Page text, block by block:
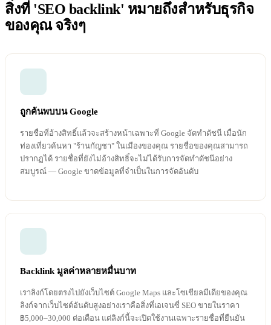
สิ่งที่ 'SEO backlink' หมายถึงสำหรับธุรกิจ
ของคุณ จริงๆ
ถูกค้นพบบน Google
รายชื่อที่อ้างสิทธิ์แล้วจะสร้างหน้าเฉพาะที่ Google จัดทำดัชนี เมื่อนัก
ท่องเที่ยวค้นหา "ร้านกัญชา" ในเมืองของคุณ รายชื่อของคุณสามารถ
ปรากฏได้ รายชื่อที่ยังไม่อ้างสิทธิ์จะไม่ได้รับการจัดทำดัชนีอย่าง
สมบูรณ์ — Google ขาดข้อมูลที่จำเป็นในการจัดอันดับ
Backlink มูลค่าหลายหมื่นบาท
เราลิงก์โดยตรงไปยังเว็บไซต์ Google Maps และโซเชียลมีเดียของคุณ
ลิงก์จากเว็บไซต์อันดับสูงอย่างเราคือสิ่งที่เอเจนซี่ SEO ขายในราคา
฿5,000–30,000 ต่อเดือน แต่ลิงก์นี้จะเปิดใช้งานเฉพาะรายชื่อที่ยืนยัน